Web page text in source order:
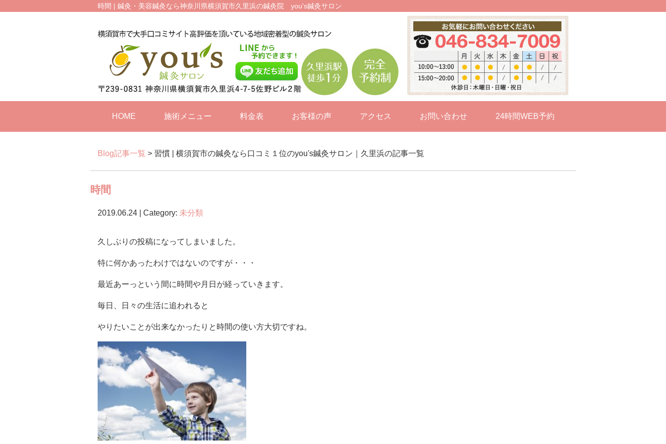
時間 | 鍼灸・美容鍼灸なら神奈川県横須賀市久里浜の鍼灸院 you's鍼灸サロン
HOME 施術メニュー 料金表 お客様の声 アクセス お問い合わせ 24時間WEB予約
Blog記事一覧 > 習慣 | 横須賀市の鍼灸なら口コミ１位のyou's鍼灸サロン｜久里浜の記事一覧
時間
2019.06.24 | Category: 未分類
久しぶりの投稿になってしまいました。
特に何かあったわけではないのですが・・・
最近あーっという間に時間や月日が経っていきます。
毎日、日々の生活に追われると
やりたいことが出来なかったりと時間の使い方大切ですね。